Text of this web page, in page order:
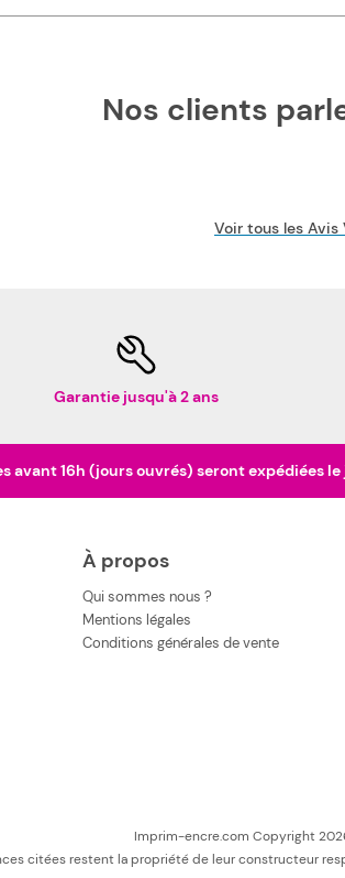
Nos clients
Voir tous les Avis
Garantie jusqu'à 2 ans
avant 16h (jours ouvrés) seront expédiées
À propos
Qui sommes nous ?
Mentions légales
Conditions générales de vente
Imprim-encre.com Copyright
citées restent la propriété de leur constructeur